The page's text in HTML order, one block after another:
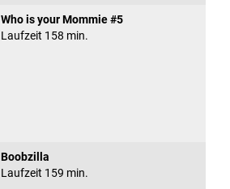
Who is your Mommie #5
Laufzeit 158 min.
Boobzilla
Laufzeit 159 min.